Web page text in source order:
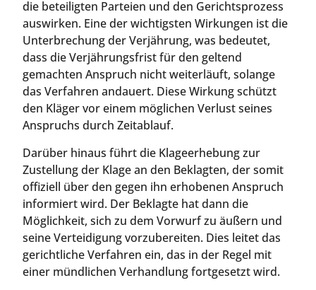
die beteiligten Parteien und den Gerichtsprozess
auswirken. Eine der wichtigsten Wirkungen ist die
Unterbrechung der Verjährung, was bedeutet,
dass die Verjährungsfrist für den geltend
gemachten Anspruch nicht weiterläuft, solange
das Verfahren andauert. Diese Wirkung schützt
den Kläger vor einem möglichen Verlust seines
Anspruchs durch Zeitablauf.
Darüber hinaus führt die Klageerhebung zur
Zustellung der Klage an den Beklagten, der somit
offiziell über den gegen ihn erhobenen Anspruch
informiert wird. Der Beklagte hat dann die
Möglichkeit, sich zu dem Vorwurf zu äußern und
seine Verteidigung vorzubereiten. Dies leitet das
gerichtliche Verfahren ein, das in der Regel mit
einer mündlichen Verhandlung fortgesetzt wird.